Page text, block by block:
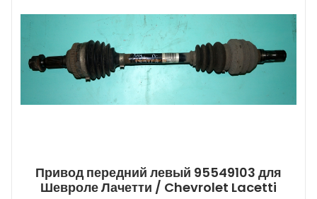
Привод передний левый 95549103 для
Шевроле Лачетти / Chevrolet Lacetti